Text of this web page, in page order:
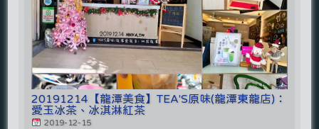
20191214【龍潭美食】TEA'S原味(龍潭東龍店)：
愛玉冰茶、冰淇淋紅茶
2019-12-15